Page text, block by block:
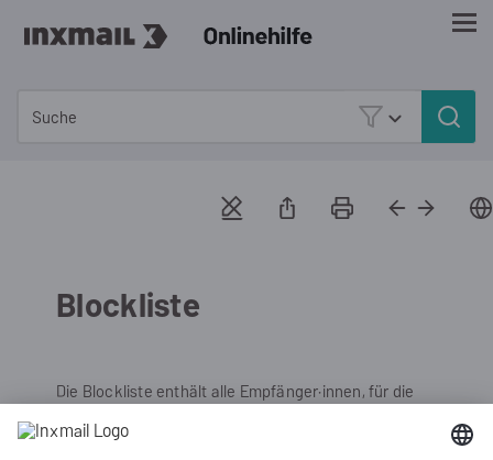
Blockliste
Die Blockliste enthält alle Empfänger·innen, für die
mehr als zwei Hardbounces vorliegen. An
Empfänger·innen auf der Blockliste werden keine